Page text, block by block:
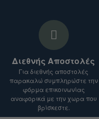
Για αποστολές
Ένωσης,
δασμοί και φόροι.
Είμαστε στη
διευκρίνιση.
Διεθνής Αποστολές
Για διεθνής αποστολές
παρακαλώ συμπληρώστε την
φόρμα επικοινωνίας
αναφορικά με την χωρα που
βρίσκεστε.